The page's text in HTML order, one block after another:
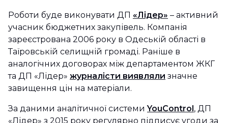
Роботи буде виконувати ДП «Лідер» – активний
учасник бюджетних закупівель. Компанія
зареєстрована 2006 року в Одеській області в
Таїровській селищній громаді. Раніше в
аналогічних договорах між департаментом ЖКГ
та ДП «Лідер» журналісти виявляли значне
завищення цін на матеріали.
За даними аналітичної системиYouControl, ДП
«Лідер» з 2015 року регулярно підписує угоди за